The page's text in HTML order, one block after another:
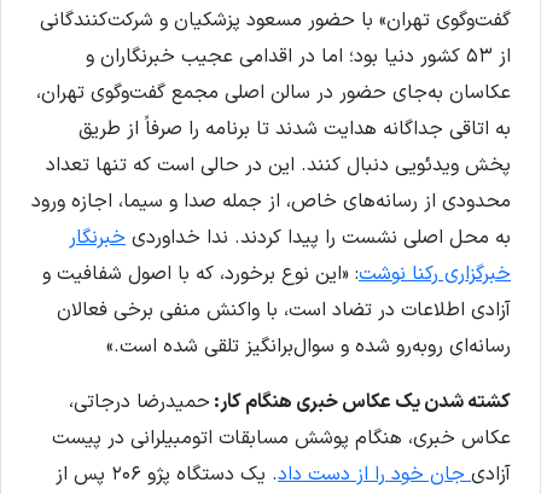
گفت‌وگوی تهران» با حضور مسعود پزشکیان و شرکت‌کنندگانی
از ۵۳ کشور دنیا بود؛ اما در اقدامی عجیب خبرنگاران و
عکاسان به‌جای حضور در سالن اصلی مجمع گفت‌وگوی تهران،
به اتاقی جداگانه هدایت شدند تا برنامه را صرفاً از طریق
پخش ویدئویی دنبال کنند. این در حالی است که تنها تعداد
محدودی از رسانه‌های خاص، از جمله صدا و سیما، اجازه ورود
به محل اصلی نشست را پیدا کردند. ندا خداوردی خبرنگار
خبرگزاری رکنا نوشت: «این نوع برخورد، که با اصول شفافیت و
آزادی اطلاعات در تضاد است، با واکنش منفی برخی فعالان
رسانه‌ای روبه‌رو شده و سوال‌برانگیز تلقی شده است.»
کشته شدن یک عکاس خبری هنگام کار: حمیدرضا درجاتی،
عکاس خبری، هنگام پوشش مسابقات اتومبیلرانی در پیست
آزادیجان خود را از دست داد
. یک دستگاه پژو ۲۰۶ پس از